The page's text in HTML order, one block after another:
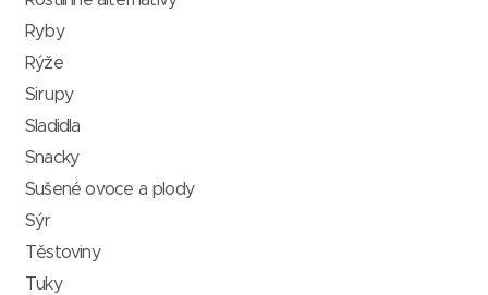
Ryby
Rýže
Sirupy
Sladidla
Snacky
Sušené ovoce a plody
Sýr
Těstoviny
Tuky